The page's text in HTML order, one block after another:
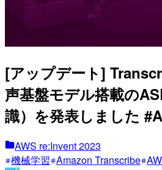
[アップデート]
声基盤モデル搭載の
識）を発表しました
AWS re:Invent 2023
機械学習 Amazon Transcribe